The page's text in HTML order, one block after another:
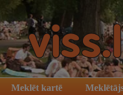
Meklēt kartē